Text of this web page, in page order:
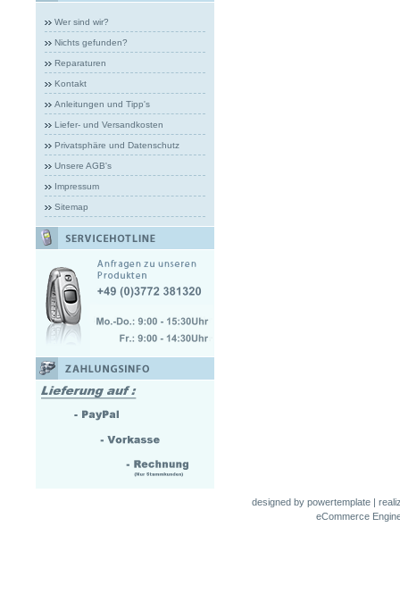
Wer sind wir?
Nichts gefunden?
Reparaturen
Kontakt
Anleitungen und Tipp's
Liefer- und Versandkosten
Privatsphäre und Datenschutz
Unsere AGB's
Impressum
Sitemap
designed by powertemplate|
eCommerce